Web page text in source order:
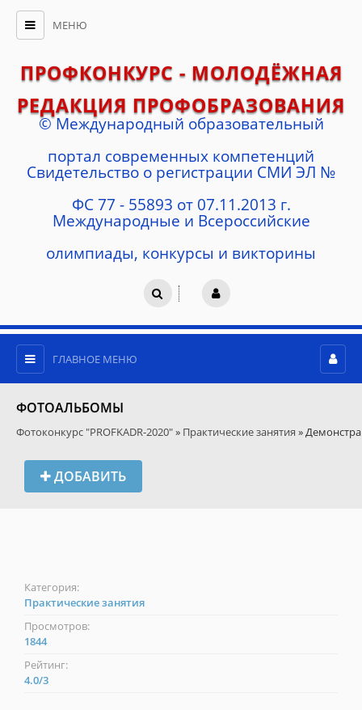
МЕНЮ
ПРОФКОНКУРС - МОЛОДЁЖНАЯ
РЕДАКЦИЯ ПРОФОБРАЗОВАНИЯ
© Международный образовательный
портал современных компетенций
Cвидетельство о регистрации СМИ ЭЛ №
ФС 77 - 55893 от 07.11.2013 г.
Международные и Всероссийские
олимпиады, конкурсы и викторины
ГЛАВНОЕ МЕНЮ
ФОТОАЛЬБОМЫ
Фотоконкурс "PROFKADR-2020"» Практические занятия »
ДОБАВИТЬ
Категория:
Практические занятия
Просмотров:
1844
Рейтинг:
4.0/3